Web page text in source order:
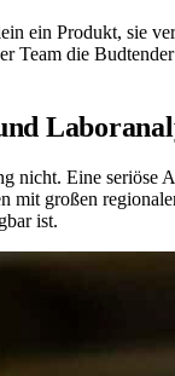
ein Produkt, sie
Team die
nicht. Eine
mit großen
ist.